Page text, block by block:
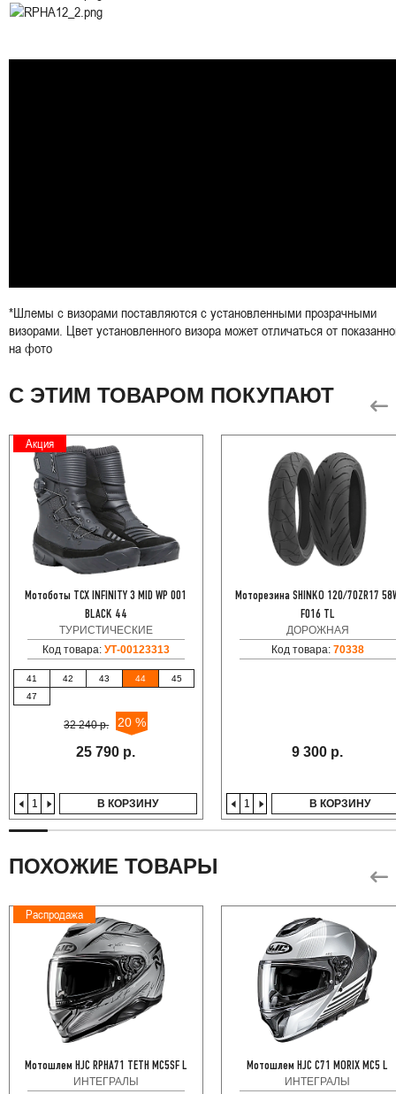
*Шлемы с визорами поставляются с установленными прозрачными
визорами. Цвет установленного визора может отличаться от
на фото
С ЭТИМ ТОВАРОМ ПОКУПАЮТ
Акция
Мотоботы TCX INFINITY 3 MID WP 001
BLACK 44
ТУРИСТИЧЕСКИЕ
Код товара: УТ-00123313
41 42 43 44
45
47
32 240 р. 20 %
25 790 р.
В КОРЗИНУ
Моторезина SHINKO 120/70ZR17
F016 TL
ДОРОЖНАЯ
Код товара: 70338
9 300 р.
В КОРЗИНУ
ПОХОЖИЕ ТОВАРЫ
Распродажа
Мотошлем HJC RPHA71 TETH MC5SF L
ИНТЕГРАЛЫ
Мотошлем HJC C71 MORIX MC5 L
ИНТЕГРАЛЫ